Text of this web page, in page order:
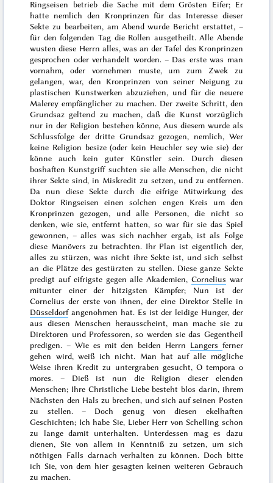
Ringseisen betrieb die Sache mit dem Grösten Eifer; Er
hatte nemlich den Kronprinzen für das Interesse dieser
Sekte zu bearbeiten, am Abend wurde Bericht erstattet, –
für den folgenden Tag die Rollen ausgetheilt. Alle Abende
wusten diese Herrn alles, was an der Tafel des Kronprinzen
gesprochen oder verhandelt worden. – Das erste was man
vornahm, oder vornehmen muste, um zum Zwek zu
gelangen, war, den Kronprinzen von seiner Neigung zu
plastischen Kunstwerken abzuziehen, und für die neuere
Malerey empfänglicher zu machen. Der zweite Schritt, den
Grundsaz geltend zu machen, daß die Kunst vorzüglich
nur in der Religion bestehen könne, Aus diesem wurde als
Schlussfolge der dritte Grundsaz gezogen, nemlich, Wer
keine Religion besize (oder kein Heuchler sey wie sie) der
könne auch kein guter Künstler sein. Durch diesen
boshaften Kunstgriff suchten sie alle Menschen, die nicht
ihrer Sekte sind, in Miskredit zu setzen, und zu entfernen.
Da nun diese Sekte durch die eifrige Mitwirkung des
Doktor Ringseisen einen solchen engen Kreis um den
Kronprinzen gezogen, und alle Personen, die nicht so
denken, wie sie, entfernt hatten, so war für sie das Spiel
gewonnen, – alles was sich nachher ergab, ist als Folge
diese Manövers zu betrachten. Ihr Plan ist eigentlich der,
alles zu stürzen, was nicht ihre Sekte ist, und sich selbst
an die Plätze des gestürzten zu stellen. Diese ganze Sekte
predigt auf eifrigste gegen alle Akademien, Cornelius war
mitunter einer der hitzigsten Kämpfer; Nun ist der
Cornelius der erste von ihnen, der eine Direktor Stelle in
Düsseldorfangenohmen hat. Es ist der leidige Hunger, der
aus diesen Menschen herausscheint, man mache sie zu
Direktoren und Professoren, so werden sie das Gegentheil
predigen. – Wie es mit den beiden Herrn Langers ferner
gehen wird, weiß ich nicht. Man hat auf alle mögliche
Weise ihren Kredit zu untergraben gesucht, O tempora o
mores. – Dieß ist nun die Religion dieser elenden
Menschen; Ihre Christliche Liebe besteht blos darin, ihrem
Nächsten den Hals zu brechen, und sich auf seinen Posten
zu stellen. – Doch genug von diesen ekelhaften
Geschichten; Ich habe Sie, Lieber Herr von Schelling schon
zu lange damit unterhalten. Unterdessen mag es dazu
dienen, Sie von allem in Kenntniß zu setzen, um sich
nöthigen Falls darnach verhalten zu können. Doch bitte
ich Sie, von dem hier gesagten keinen weiteren Gebrauch
zu machen.